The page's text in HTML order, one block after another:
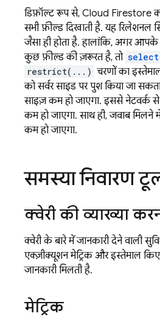
डिफ़ॉल्ट रूप से, Cloud Firestore
सभी फ़ील्ड दिखाती है. यह रिलेशनल
जैसा ही होता है. हालांकि, अगर
कुछ फ़ील्ड की ज़रूरत है, तो
restrict(...) चरणों का
को सर्वर साइड पर पुश किया जा
साइज़ कम हो जाएगा. इससे नेटवर्क
कम हो जाएगा. साथ ही, जवाब मिलने
कम हो जाएगा.
समस्या निवारण
क्वेरी की व्याख्या
क्वेरी के बारे में जानकारी देने वाली
एक्ज़ीक्यूशन मेट्रिक और इस्तेमाल
जानकारी मिलती है.
मेट्रिक